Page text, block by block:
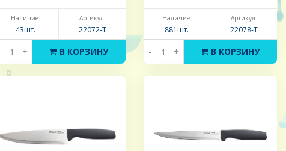
Наличие:
43шт.
Артикул:
22072-Т
+ В КОРЗИНУ
Наличие:
881шт.
Артикул:
22078-Т
- + В КОРЗИНУ